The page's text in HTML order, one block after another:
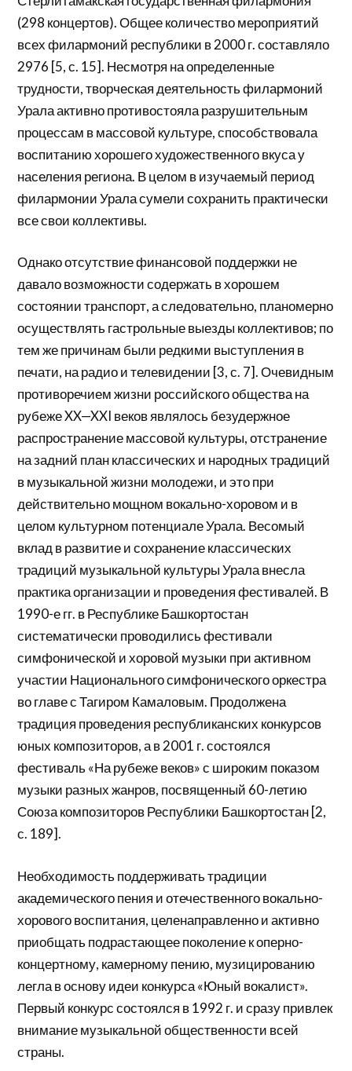
(298 концертов). Общее количество мероприятий
всех филармоний республики в 2000 г. составляло
2976 [5, с. 15]. Несмотря на определенные
трудности, творческая деятельность филармоний
Урала активно противостояла разрушительным
процессам в массовой культуре, способствовала
воспитанию хорошего художественного вкуса у
населения региона. В целом в изучаемый период
филармонии Урала сумели сохранить практически
все свои коллективы.
Однако отсутствие финансовой поддержки не
давало возможности содержать в хорошем
состоянии транспорт, а следовательно, планомерно
осуществлять гастрольные выезды коллективов; по
тем же причинам были редкими выступления в
печати, на радио и телевидении [3, с. 7]. Очевидным
противоречием жизни российского общества на
рубеже XX—XXI веков являлось безудержное
распространение массовой культуры, отстранение
на задний план классических и народных традиций
в музыкальной жизни молодежи, и это при
действительно мощном вокально-хоровом и в
целом культурном потенциале Урала. Весомый
вклад в развитие и сохранение классических
традиций музыкальной культуры Урала внесла
практика организации и проведения фестивалей. В
1990-е гг. в Республике Башкортостан
систематически проводились фестивали
симфонической и хоровой музыки при активном
участии Национального симфонического оркестра
во главе с Тагиром Камаловым. Продолжена
традиция проведения республиканских конкурсов
юных композиторов, а в 2001 г. состоялся
фестиваль «На рубеже веков» с широким показом
музыки разных жанров, посвященный 60-летию
Союза композиторов Республики Башкортостан [2,
с. 189].
Необходимость поддерживать традиции
академического пения и отечественного вокально-
хорового воспитания, целенаправленно и активно
приобщать подрастающее поколение к оперно-
концертному, камерному пению, музицированию
легла в основу идеи конкурса «Юный вокалист».
Первый конкурс состоялся в 1992 г. и сразу привлек
внимание музыкальной общественности всей
страны.